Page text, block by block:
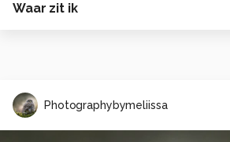
Waar zit ik
Photographybymeliissa